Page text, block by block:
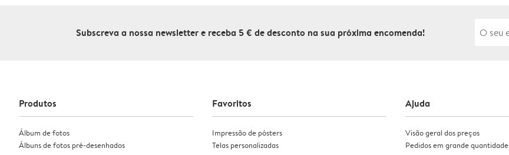
Subscreva a nossa newsletter e receba 5 € de desconto na sua próxima encomenda!
Produtos
Álbum de fotos
Álbuns de fotos pré-desenhados
Favoritos
Impressão de pósters
Telas personalizadas
Ajuda
Visão geral dos preços
Pedidos em grande quantidade